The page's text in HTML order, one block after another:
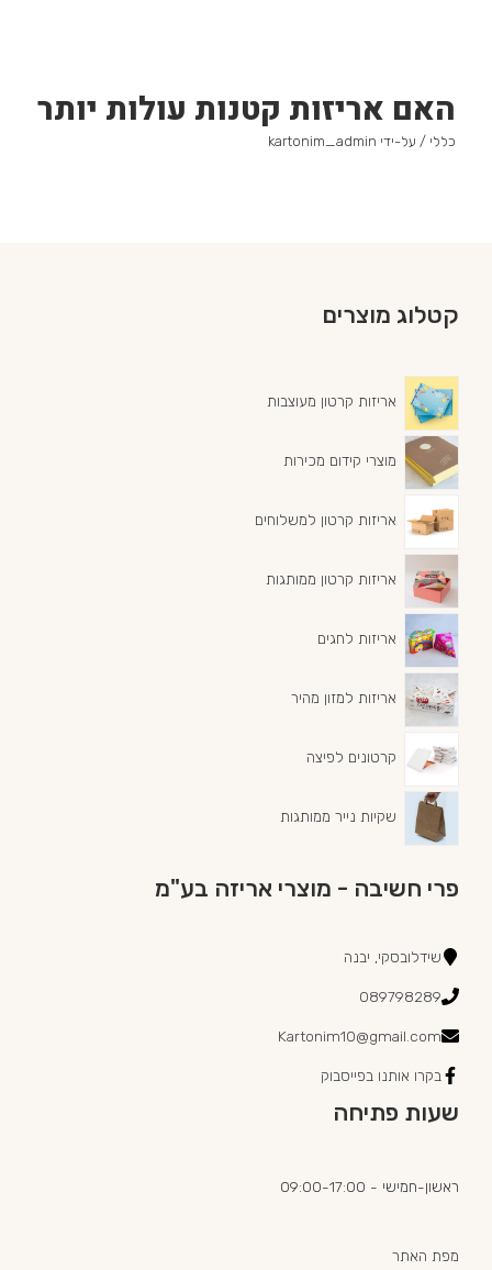
האם אריזות קטנות עולות יותר
כללי / על-ידי kartonim_admin
קטלוג מוצרים
אריזות קרטון מעוצבות
מוצרי קידום מכירות
אריזות קרטון למשלוחים
אריזות קרטון ממותגות
אריזות לחגים
אריזות למזון מהיר
קרטונים לפיצה
שקיות נייר ממותגות
פרי חשיבה - מוצרי אריזה בע"מ
שידלובסקי, יבנה
089798289
Kartonim10@gmail.com
בקרו אותנו בפייסבוק
שעות פתיחה
ראשון-חמישי - 09:00-17:00
מפת האתר